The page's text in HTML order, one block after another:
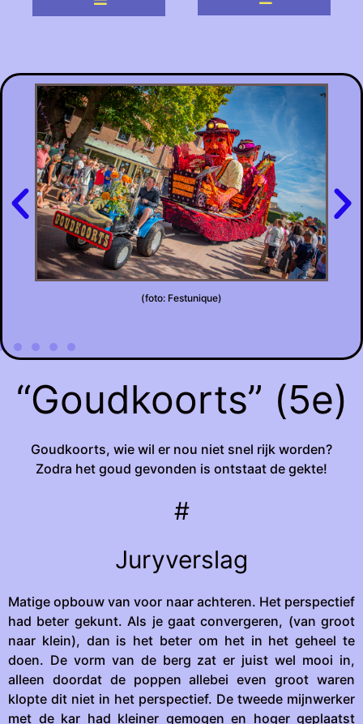
(foto: Festunique)
“Goudkoorts” (5e)
Goudkoorts, wie wil er nou niet snel rijk worden?
Zodra het goud gevonden is ontstaat de gekte!
#
Juryverslag
Matige opbouw van voor naar achteren. Het perspectief
had beter gekunt. Als je gaat convergeren, (van groot
naar klein), dan is het beter om het in het geheel te
doen. De vorm van de berg zat er juist wel mooi in,
alleen doordat de poppen allebei even groot waren
klopte dit niet in het perspectief. De tweede mijnwerker
met de kar had kleiner gemogen en hoger geplaatst